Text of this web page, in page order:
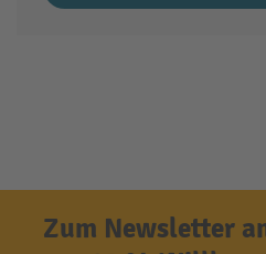
Zum Newsletter